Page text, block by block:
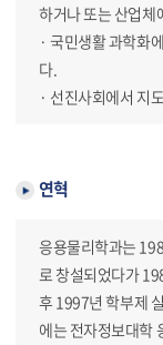
하거나 또는 산업체
· 국민생활 과학화
다.
· 선진사회에서 지
연혁
응용물리학과는
로 창설되었다가
후 1997년 학부제
에는 전자정보대학